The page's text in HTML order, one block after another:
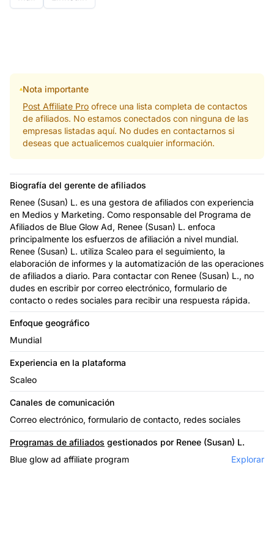
Nota importante
Post Affiliate Pro ofrece una lista completa de contactos
de afiliados. No estamos conectados con ninguna de las
empresas listadas aquí. No dudes en contactarnos si
deseas que actualicemos cualquier información.
Biografía del gerente de afiliados
Renee (Susan) L. es una gestora de afiliados con experiencia
en Medios y Marketing. Como responsable del Programa de
Afiliados de Blue Glow Ad, Renee (Susan) L. enfoca
principalmente los esfuerzos de afiliación a nivel mundial.
Renee (Susan) L. utiliza Scaleo para el seguimiento, la
elaboración de informes y la automatización de las operaciones
de afiliados a diario. Para contactar con Renee (Susan) L., no
dudes en escribir por correo electrónico, formulario de
contacto o redes sociales para recibir una respuesta rápida.
Enfoque geográfico
Mundial
Experiencia en la plataforma
Scaleo
Canales de comunicación
Correo electrónico, formulario de contacto, redes sociales
Programas de afiliados gestionados por Renee (Susan) L.
Blue glow ad affiliate program
Explorar